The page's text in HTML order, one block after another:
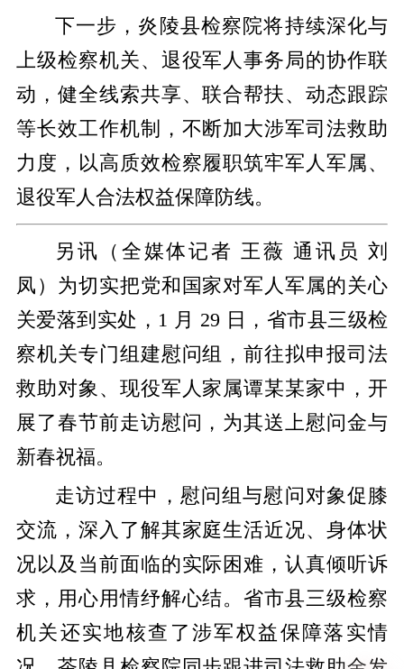
下一步，炎陵县检察院将持续深化与
上级检察机关、退役军人事务局的协作联
动，健全线索共享、联合帮扶、动态跟踪
等长效工作机制，不断加大涉军司法救助
力度，以高质效检察履职筑牢军人军属、
退役军人合法权益保障防线。
另讯（全媒体记者 王薇 通讯员 刘
凤）为切实把党和国家对军人军属的关心
关爱落到实处，1 月 29 日，省市县三级检
察机关专门组建慰问组，前往拟申报司法
救助对象、现役军人家属谭某某家中，开
展了春节前走访慰问，为其送上慰问金与
新春祝福。
走访过程中，慰问组与慰问对象促膝
交流，深入了解其家庭生活近况、身体状
况以及当前面临的实际困难，认真倾听诉
求，用心用情纾解心结。省市县三级检察
机关还实地核查了涉军权益保障落实情